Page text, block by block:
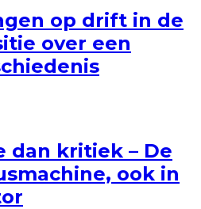
op drift in de
over een
dan kritiek – De
ook in